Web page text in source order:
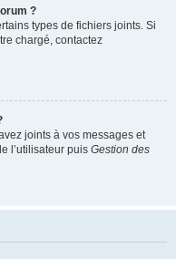
?
types de fichiers joints. Si
chargé, contactez
joints à vos messages et
l’utilisateur puis Gestion des